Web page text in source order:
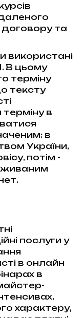
договору та
використані
В цьому
терміну
тексту
в
в
України,
потім -
послуги у
в онлайн
в
характеру,